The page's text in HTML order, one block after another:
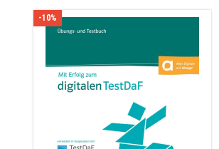
-10%